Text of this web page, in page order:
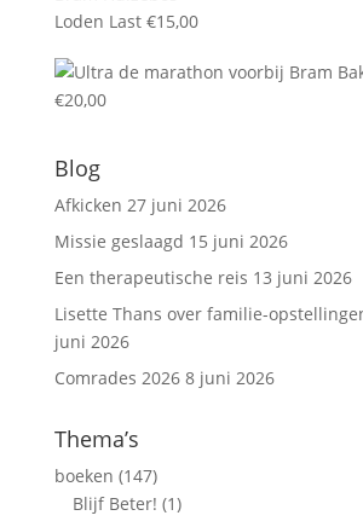
Loden Last €15,00
€20,00
Blog
Afkicken 27 juni 2026
Missie geslaagd 15 juni 2026
Een therapeutische reis 13 juni 2026
Lisette Thans over familie-
juni 2026
Comrades 2026 8 juni 2026
Thema’s
boeken (147)
Blijf Beter! (1)